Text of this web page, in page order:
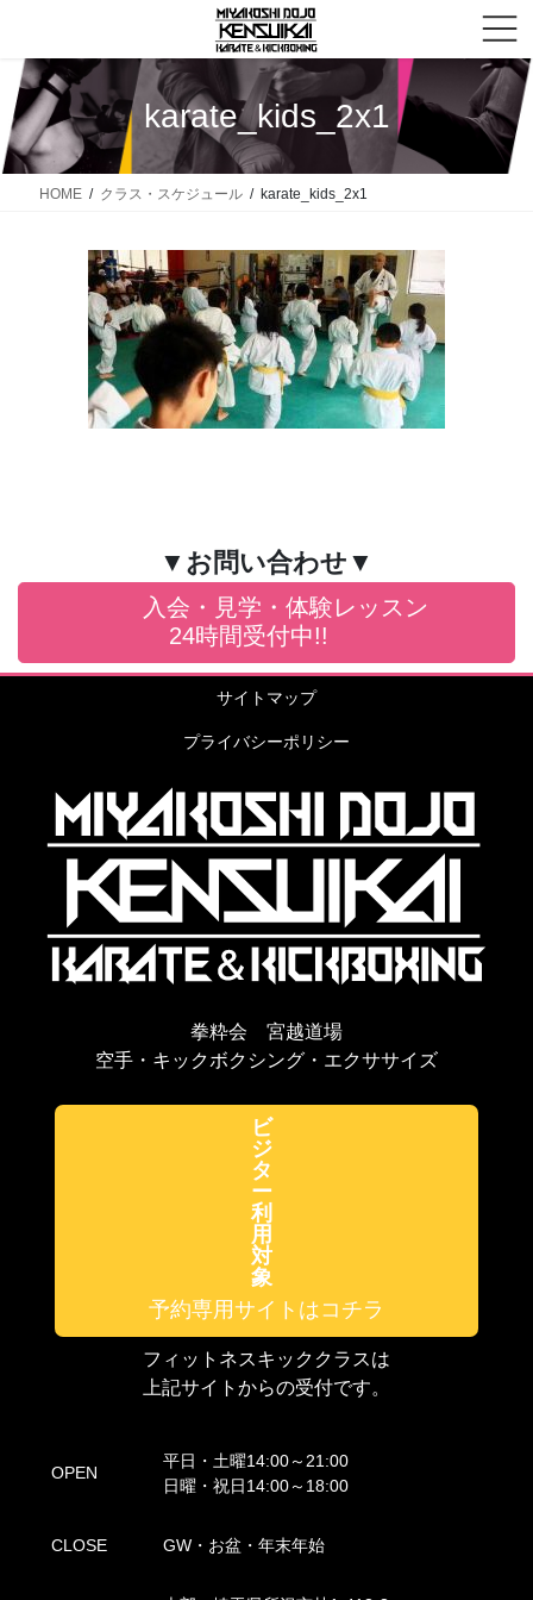
ン
ツ
へ
ー
シ
ョ
karate_kids_2x1
HOME クラス・スケジュール karate_kids_2x1
▼お問い合わせ▼
入会・見学・体験レッスン
24時間受付中!!
サイトマップ
プライバシーポリシー
拳粋会 宮越道場
空手・キックボクシング・エクササイズ
ビ
ジ
タ
ー
利
用
対
象
予約専用サイトはコチラ
フィットネスキッククラスは
上記サイトからの受付です。
OPEN
平日・土曜14:00～21:00
日曜・祝日14:00～18:00
CLOSE GW・お盆・年末年始